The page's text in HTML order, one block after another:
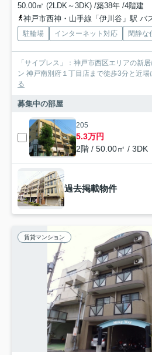
50.00㎡ (2LDK～3DK) /築38年 /4階建
神戸市西神・山手線「伊川谷」駅 バス24分 神
駐輪場 インターネット対応 閑静な
「サイプレス」：神戸市西区エリアの新
ン 神戸南別府１丁目店まで徒歩3分と近
る
募集中の部屋
205
5.3万円
2階 / 50.00㎡ / 3DK
過去掲載物件
賃貸マンション